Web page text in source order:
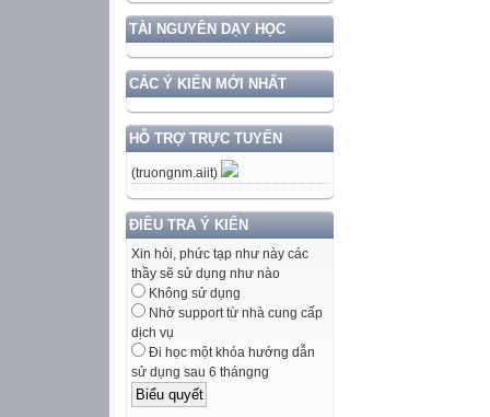
TÀI NGUYÊN DẠY HỌC
CÁC Ý KIẾN MỚI NHẤT
HỖ TRỢ TRỰC TUYẾN
(truongnm.aiit)
ĐIỀU TRA Ý KIẾN
Xin hỏi, phức tạp như này các
thầy sẽ sử dụng như nào
Không sử dụng
Nhờ support từ nhà cung cấp
dịch vụ
Đi học một khóa hướng dẫn
sử dụng sau 6 thángng